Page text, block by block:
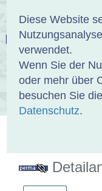
Diese Website
verwendet.
Wenn Sie der
oder mehr über
besuchen Sie die
Datenschutz.
ÜBER UNS